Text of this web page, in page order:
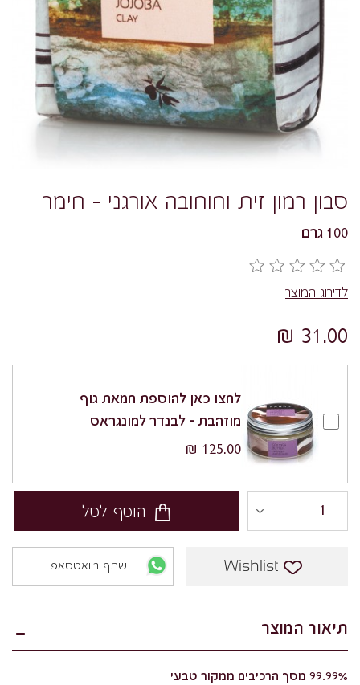
סבון רמון זית וחוחובה אורגני – חימר
100 גרם
לדירוג המוצר
31.00 ₪
לחצו כאן להוספת חמאת גוף
מוזהבת - לבנדר למונגראס
125.00 ₪
הוסף לסל
Wishlist שתף בוואטסאפ
תיאור המוצר
99.99% מסך הרכיבים ממקור טבעי